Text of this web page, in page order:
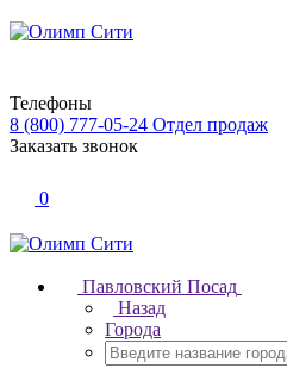
Телефоны
8 (800) 777-05-24 Отдел продаж
Заказать звонок
0
Павловский Посад
Назад
Города